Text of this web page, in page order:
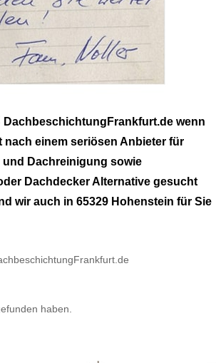
DachbeschichtungFrankfurt.de wenn
nach einem seriösen Anbieter für
Dachreinigung sowie
Dachdecker Alternative gesucht
wir auch in 65329 Hohenstein für Sie
haben.